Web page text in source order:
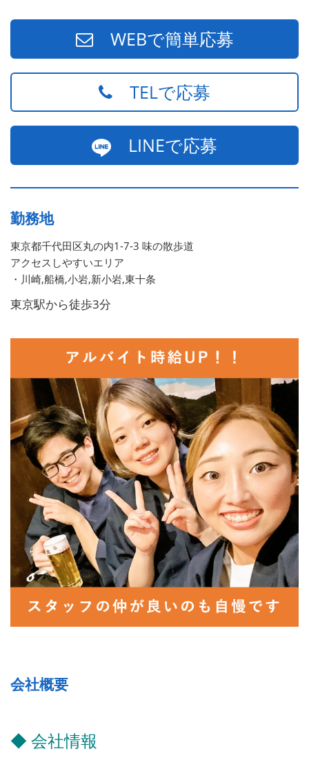
WEBで簡単応募
TELで応募
LINEで応募
勤務地
東京都千代田区丸の内1-7-3 味の散歩道
アクセスしやすいエリア
・川崎,船橋,小岩,新小岩,東十条
東京駅から徒歩3分
会社概要
◆ 会社情報